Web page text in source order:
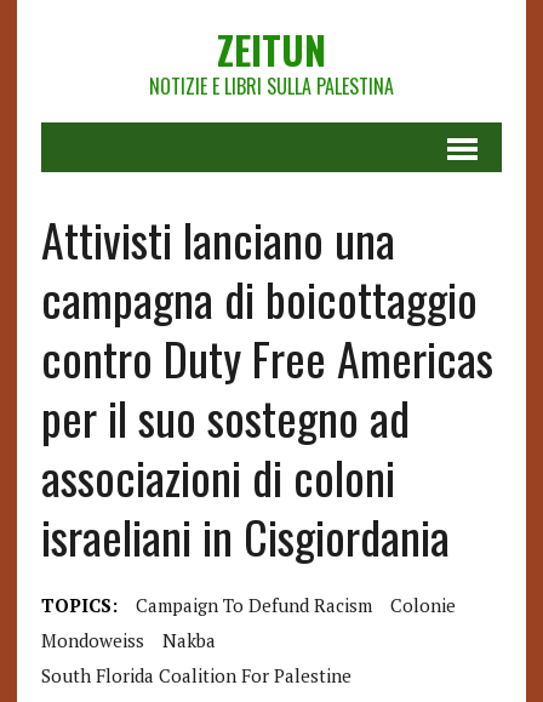
ZEITUN
NOTIZIE E LIBRI SULLA PALESTINA
Attivisti lanciano una
campagna di boicottaggio
contro Duty Free Americas
per il suo sostegno ad
associazioni di coloni
israeliani in Cisgiordania
TOPICS: Campaign To Defund Racism
Colonie
Mondoweiss
Nakba
South Florida Coalition For Palestine